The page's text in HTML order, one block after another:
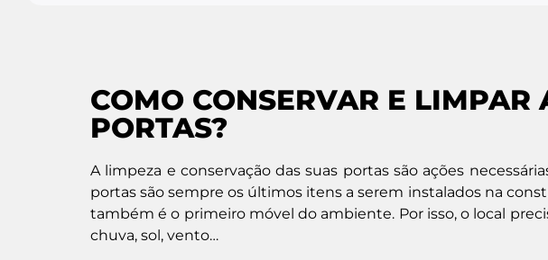
COMO CONSERVAR E LIMPAR
PORTAS?
A limpeza e conservação das suas portas são ações
portas são sempre os últimos itens a serem instalados na
também é o primeiro móvel do ambiente. Por isso, o local
chuva, sol, vento…